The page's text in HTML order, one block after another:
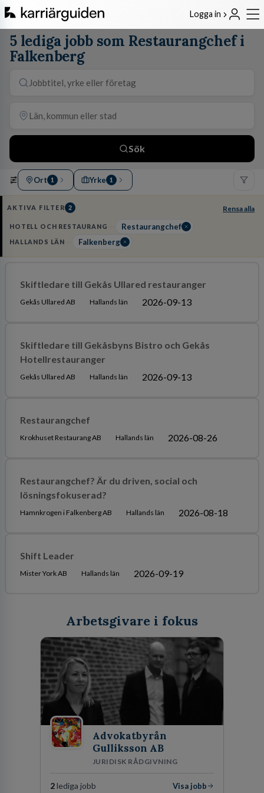
Logga in
5 lediga jobb som Restaurangchef i
Falkenberg
Sök
Ort 1 Yrke 1
AKTIVA FILTER 2 Rensa alla
HOTELL OCH RESTAURANG Restaurangchef
HALLANDS LÄN Falkenberg
Skiftledare till Gekås Ullared restauranger
Gekås Ullared AB Hallands län 2026-09-13
Skiftledare till Gekåsbyns Bistro och Gekås
Hotellrestauranger
Gekås Ullared AB Hallands län 2026-09-13
Restaurangchef
Krokhuset Restaurang AB Hallands län 2026-08-26
Restaurangchef? Är du driven, social och
lösningsfokuserad?
Hamnkrogen i Falkenberg AB Hallands län 2026-08-18
Shift Leader
Mister York AB Hallands län 2026-09-19
Arbetsgivare i fokus
Advokatbyrån
Gulliksson AB
JURIDISK RÅDGIVNING
2lediga jobb
Visa jobb